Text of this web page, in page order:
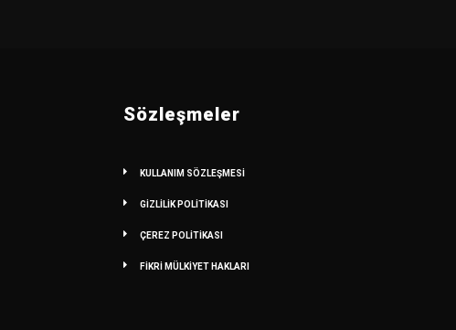
Sözleşmeler
KULLANIM SÖZLEŞMESİ
GİZLİLİK POLİTİKASI
ÇEREZ POLİTİKASI
FİKRİ MÜLKİYET HAKLARI